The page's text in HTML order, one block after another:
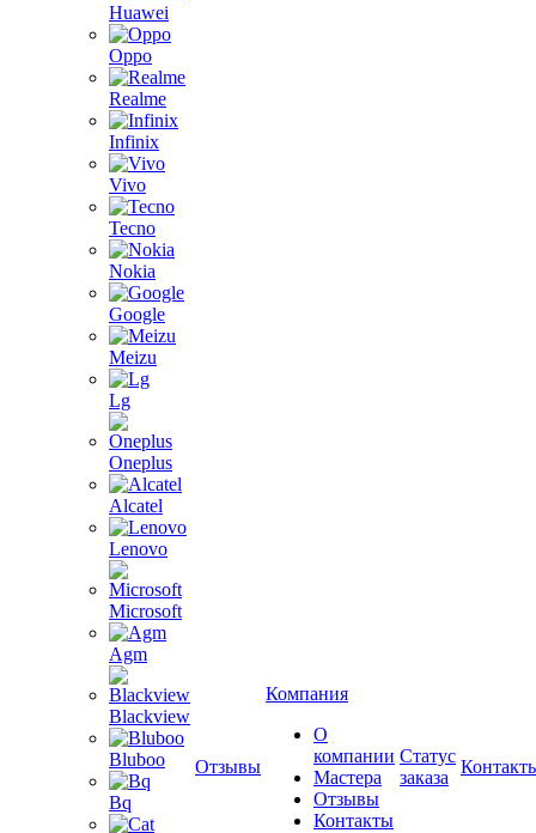
Huawei
Oppo
Realme
Infinix
Vivo
Tecno
Nokia
Google
Meizu
Lg
Oneplus
Alcatel
Lenovo
Microsoft
Agm
Blackview
Bluboo
Bq
Отзывы
Компания
О
компании
Мастера
Отзывы
Контакты
Статус
заказа